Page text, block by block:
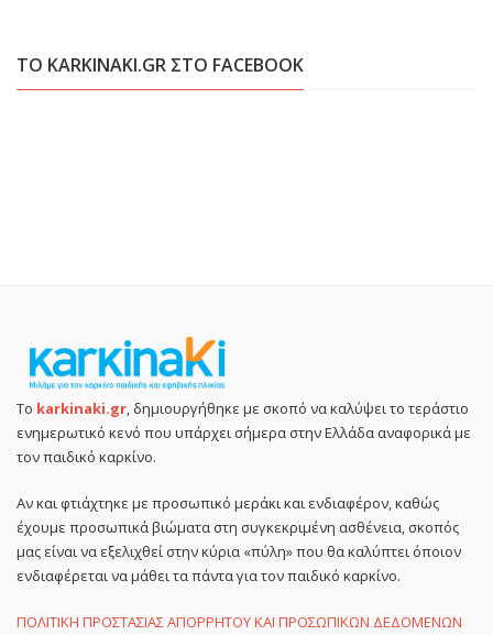
ΤΟ KARKINAKI.GR ΣΤΟ FACEBOOK
Το karkinaki.gr, δημιουργήθηκε με σκοπό να καλύψει το τεράστιο
ενημερωτικό κενό που υπάρχει σήμερα στην Ελλάδα αναφορικά με
τον παιδικό καρκίνο.
Αν και φτιάχτηκε με προσωπικό μεράκι και ενδιαφέρον, καθώς
έχουμε προσωπικά βιώματα στη συγκεκριμένη ασθένεια, σκοπός
μας είναι να εξελιχθεί στην κύρια «πύλη» που θα καλύπτει όποιον
ενδιαφέρεται να μάθει τα πάντα για τον παιδικό καρκίνο.
ΠΟΛΙΤΙΚΗ ΠΡΟΣΤΑΣΙΑΣ ΑΠΟΡΡΗΤΟΥ ΚΑΙ ΠΡΟΣΩΠΙΚΩΝ ΔΕΔΟΜΕΝΩΝ